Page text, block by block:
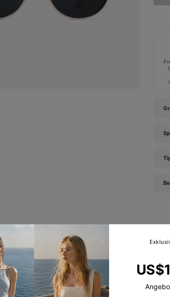
TikTok-Hit
#TIJNeyewear - folge uns auf TikTok &